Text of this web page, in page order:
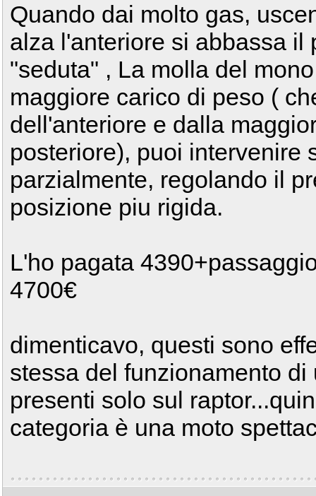
Quando dai molto gas,
alza l'anteriore si abbassa il
"seduta" , La molla del
maggiore carico di peso (
dell'anteriore e dalla
posteriore), puoi intervenire
parzialmente, regolando il
posizione piu rigida.
L'ho pagata
4700€
dimenticavo, questi sono
stessa del funzionamento
presenti solo sul
categoria è una moto